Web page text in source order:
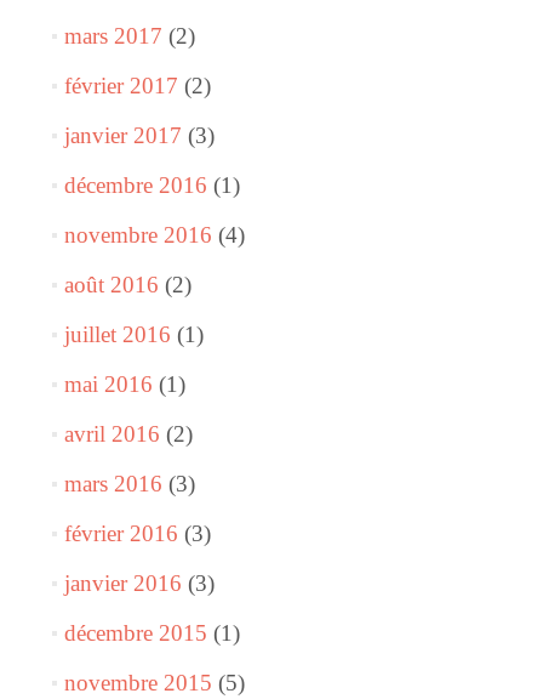
mars 2017 (2)
février 2017 (2)
janvier 2017 (3)
décembre 2016 (1)
novembre 2016 (4)
août 2016 (2)
juillet 2016 (1)
mai 2016 (1)
avril 2016 (2)
mars 2016 (3)
février 2016 (3)
janvier 2016 (3)
décembre 2015 (1)
novembre 2015 (5)